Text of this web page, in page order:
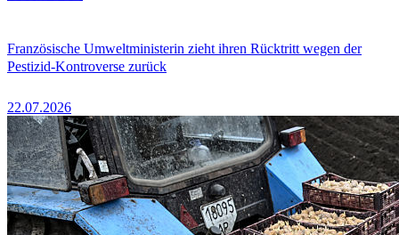
Französische Umweltministerin zieht ihren Rücktritt wegen der
Pestizid-Kontroverse zurück
22.07.2026